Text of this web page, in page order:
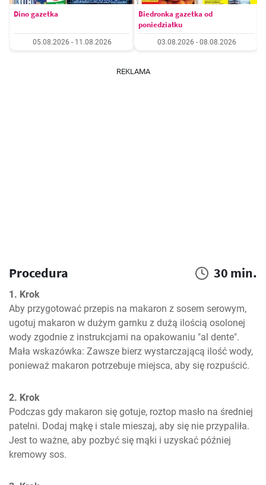
Dino gazetka
05.08.2026 - 11.08.2026
Biedronka gazetka od
poniedziałku
03.08.2026 - 08.08.2026
REKLAMA
Procedura 30 min.
1. Krok
Aby przygotować przepis na makaron z sosem serowym,
ugotuj makaron w dużym garnku z dużą ilością osolonej
wody zgodnie z instrukcjami na opakowaniu "al dente".
Mała wskazówka: Zawsze bierz wystarczającą ilość wody,
ponieważ makaron potrzebuje miejsca, aby się rozpuścić.
2. Krok
Podczas gdy makaron się gotuje, roztop masło na średniej
patelni. Dodaj mąkę i stale mieszaj, aby się nie przypaliła.
Jest to ważne, aby pozbyć się mąki i uzyskać później
kremowy sos.